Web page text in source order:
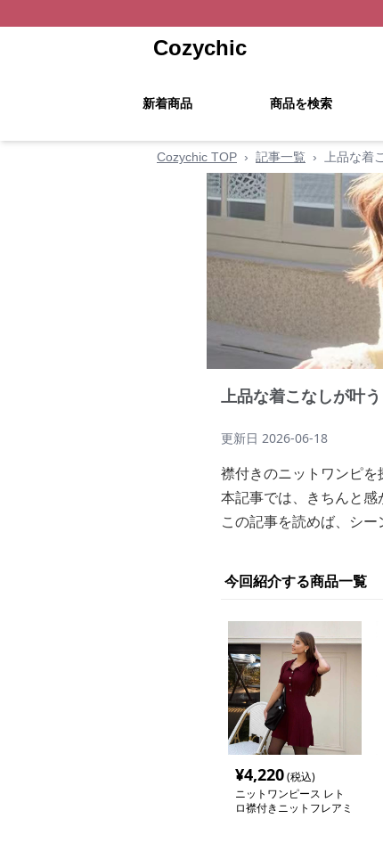
Cozychic
新着商品 商品を検索
Cozychic TOP › 記事一覧 › 上品な着
上品な着こなしが叶
更新日 2026-06-18
襟付きのニットワンピを
本記事では、きちんと感
この記事を読めば、シ
今回紹介する商品一覧
¥4,220(税込)
ニットワンピース レト
ロ襟付きニットフレアミ